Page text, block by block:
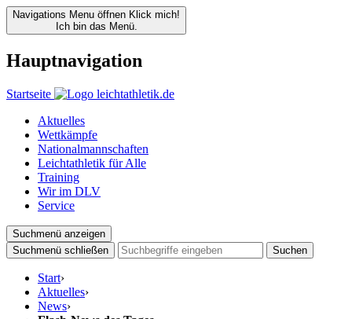
Navigations Menu öffnen Klick mich!
Ich bin das Menü.
Hauptnavigation
Startseite
Aktuelles
Wettkämpfe
Nationalmannschaften
Leichtathletik für Alle
Training
Wir im DLV
Service
Suchmenü anzeigen
Suchmenü schließen
Suchen
Start›
Aktuelles›
News›